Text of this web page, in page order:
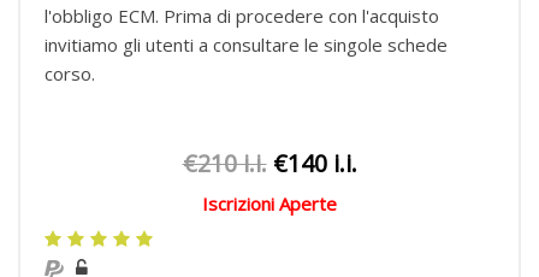
l'obbligo ECM. Prima di procedere con l'acquisto
invitiamo gli utenti a consultare le singole schede
corso.
€210 i.i. €140 i.i.
Iscrizioni Aperte